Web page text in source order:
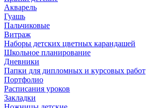
Акварель
Гуашь
Пальчиковые
Витраж
Наборы детских цветных карандашей
Школьное планирование
Дневники
Папки для дипломных и курсовых работ
Портфолио
Расписания уроков
Закладки